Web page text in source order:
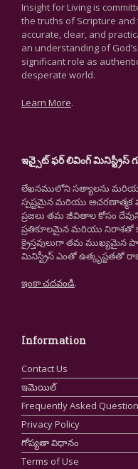
Insight for Living is
the truths of Scripture and
accurate, clear, and
an understanding of
significant role as
desperate world.
Learn More.
ఇన్సైట్ ఫర్ లివింగ్ మినిస్ట్రీస్
లేఖనములోని సత్యాలను మరియు
స్పష్టమైన మరియు
ప్రజలు తమ జీవితాల కోసం
ప్రతికూలమైన మరియు నిరాశతో
క్రైస్తవులుగా తమ ముఖ్యమైన
మినిస్ట్రీస్ ఎంతో ఉత్కృష్టతతో
ఇంకా చదవండి.
Information
Contact Us
ఇమెయిల్
Frequently Asked
Privacy Policy
గోప్యతా విధానం
Terms of Use